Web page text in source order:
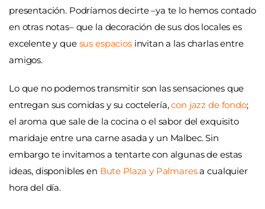
presentación. Podríamos decirte –ya te lo hemos contado
en otras notas– que la decoración de sus dos locales es
excelente y que sus espaciosinvitan a las charlas entre
amigos.
Lo que no podemos transmitir son las sensaciones que
entregan sus comidas y su coctelería,con jazz de fondo;
el aroma que sale de la cocina o el sabor del exquisito
maridaje entre una carne asada y un Malbec. Sin
embargo te invitamos a tentarte con algunas de estas
ideas, disponibles en Bute Plaza y Palmaresa cualquier
hora del día.